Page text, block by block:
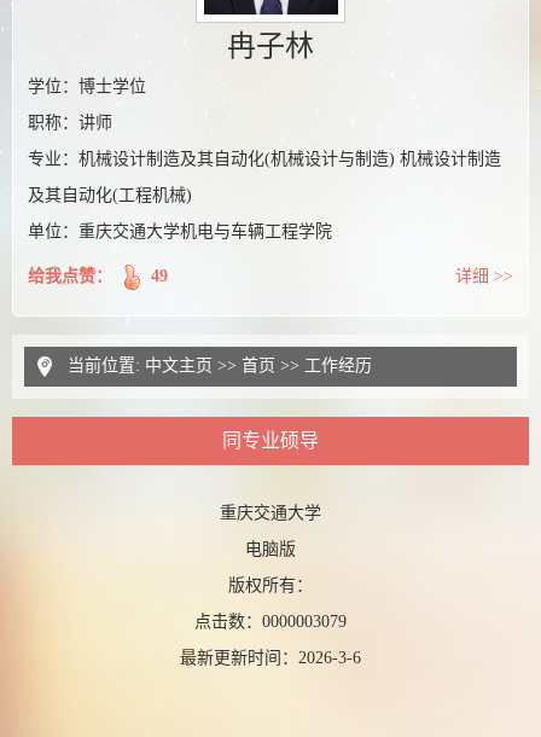
冉子林
学位：博士学位
职称：讲师
专业：机械设计制造及其自动化(机械设计与制造) 机械设计制造
及其自动化(工程机械)
单位：重庆交通大学机电与车辆工程学院
给我点赞： 49 详细 >>
当前位置: 中文主页 >> 首页 >> 工作经历
同专业硕导
重庆交通大学
电脑版
版权所有：
点击数： 0000003079
最新更新时间： 2026-3-6